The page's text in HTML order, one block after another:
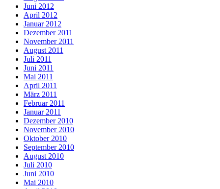
Juni 2012
April 2012
Januar 2012
Dezember 2011
November 2011
August 2011
Juli 2011
Juni 2011
Mai 2011
April 2011
März 2011
Februar 2011
Januar 2011
Dezember 2010
November 2010
Oktober 2010
September 2010
August 2010
Juli 2010
Juni 2010
Mai 2010